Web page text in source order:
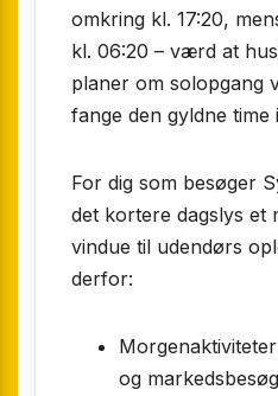
omkring kl. 17:20,
kl. 06:20 – værd at
planer om solopgang
fange den gyldne time
For dig som besøger
det kortere dagslys et
vindue til udendørs
derfor:
og